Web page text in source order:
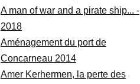
A man of war and a pirate ship... -
2018
Aménagement du port de
Concarneau 2014
Amer Kerhermen, la perte des